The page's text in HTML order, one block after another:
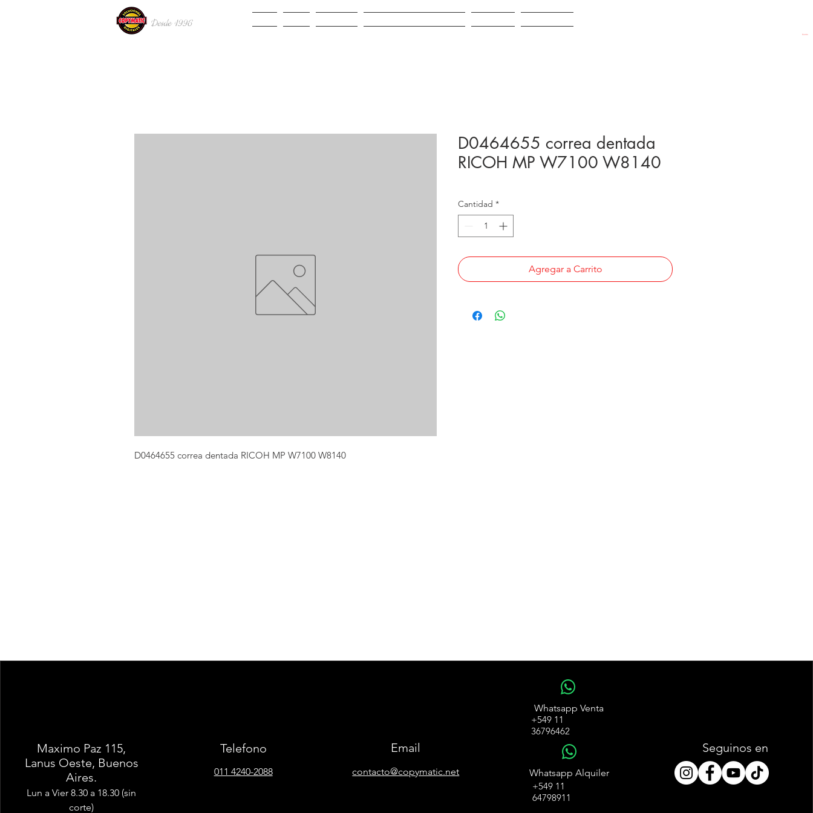
Desde 1996
D0464655 correa dentada RICOH MP W7100 W8140
D0464655 correa dentada
RICOH MP W7100 W8140
Cantidad *
Agregar a Carrito
Carrito
Maximo Paz 115,
Lanus Oeste, Buenos
Aires.
Lun a Vier 8.30 a 18.30 (sin
corte)
Telefono
011 4240-2088
Email
contacto@copymatic.net
Whatsapp Venta
+549 11
36796462
Whatsapp Alquiler
+549 11
64798911
Seguinos en